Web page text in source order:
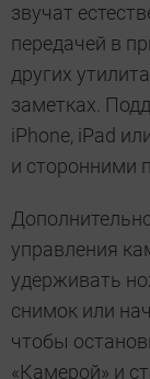
звучат
передачей в
других
заметках.
iPhone, iPad
и сторонними
управления
удерживать
снимок или
чтобы
«Камерой» и